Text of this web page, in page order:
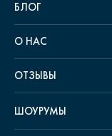
БЛОГ
О НАС
ОТЗЫВЫ
ШОУРУМЫ